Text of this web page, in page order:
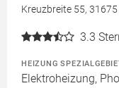
Kreuzbreite 55,
3.3
HEIZUNG
Elektroheizung,